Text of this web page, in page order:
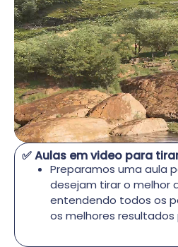
✅ Aulas em video para
Preparamos uma aula
desejam tirar o melhor
entendendo todos os
os melhores resultados